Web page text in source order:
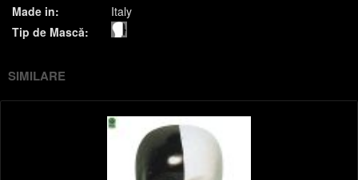
Made in:
Italy
Tip de Mască:
SIMILARE